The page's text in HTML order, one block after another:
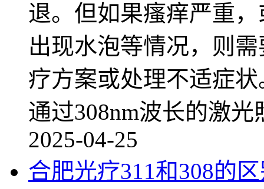
退。但如果瘙痒严重
出现水泡等情况，则
疗方案或处理不适症
通过308nm波长的激光
2025-04-25
合肥光疗311和308的